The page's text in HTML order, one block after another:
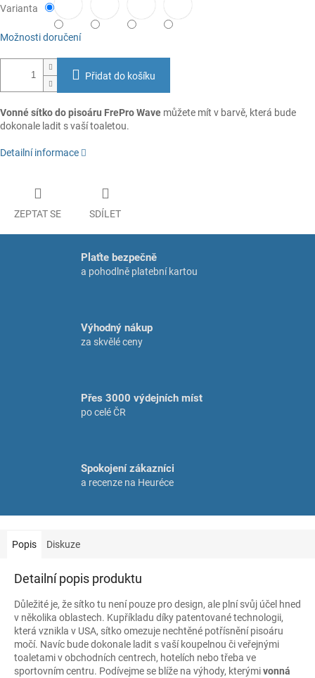
Varianta
Možnosti doručení
Přidat do košíku
Vonné sítko do pisoáru FrePro Wave můžete mít v barvě, která bude
dokonale ladit s vaší toaletou.
Detailní informace
ZEPTAT SE SDÍLET
Plaťte bezpečně
a pohodlně platební kartou
Výhodný nákup
za skvělé ceny
Přes 3000 výdejních míst
po celé ČR
Spokojení zákazníci
a recenze na Heuréce
Popis Diskuze
Detailní popis produktu
Důležité je, že sítko tu není pouze pro design, ale plní svůj účel hned
v několika oblastech. Kupříkladu díky patentované technologii,
která vznikla v USA, sítko omezuje nechtěné potřísnění pisoáru
močí. Navíc bude dokonale ladit s vaší koupelnou či veřejnými
toaletami v obchodních centrech, hotelích nebo třeba ve
sportovním centru. Podívejme se blíže na výhody, kterýmivonná